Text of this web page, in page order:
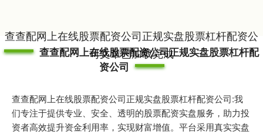
查查配网上在线股票配资公司正规实盘股票杠杆配资公
司文章已加载完成
查查配网上在线股票配资公司正规实盘股票杠杆配
资公司
查查配网上在线股票配资公司正规实盘股票杠杆配资公司:我
们专注于提供专业、安全、透明的股票配资实盘服务，助力投
资者高效提升资金利用率，实现财富增值。平台采用真实实盘